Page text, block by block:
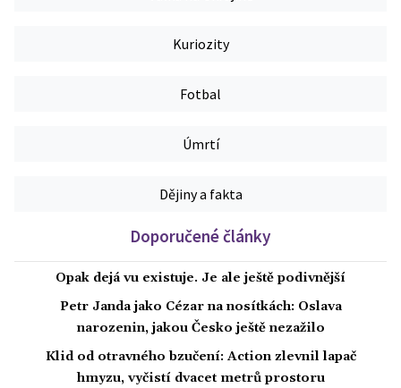
Kuriozity
Fotbal
Úmrtí
Dějiny a fakta
Doporučené články
Opak dejá vu existuje. Je ale ještě podivnější
Petr Janda jako Cézar na nosítkách: Oslava
narozenin, jakou Česko ještě nezažilo
Klid od otravného bzučení: Action zlevnil lapač
hmyzu, vyčistí dvacet metrů prostoru